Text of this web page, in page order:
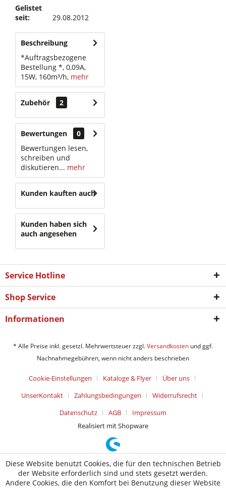
Gelistet
seit:
29.08.2012
Beschreibung
*Auftragsbezogene
Bestellung *, 0,09A,
15W, 160m³/h, mehr
Zubehör 2
Bewertungen
0
Bewertungen lesen,
schreiben und
diskutieren... mehr
Kunden kauften auch
Kunden haben sich
auch angesehen
Service Hotline
Shop Service
Informationen
* Alle Preise inkl. gesetzl. Mehrwertsteuer zzgl.Versandkosten und ggf.
Nachnahmegebühren, wenn nicht anders beschrieben
Cookie-Einstellungen Kataloge & Flyer
Über uns
UnserKontakt
Zahlungsbedingungen
Widerrufsrecht
Datenschutz
AGB
Impressum
Realisiert mit Shopware
Diese Website benutzt Cookies, die für den technischen Betrieb
der Website erforderlich sind und stets gesetzt werden.
Andere Cookies, die den Komfort bei Benutzung dieser Website